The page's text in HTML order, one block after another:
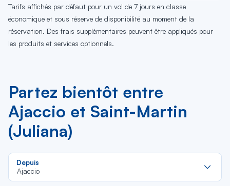
Tarifs affichés par défaut pour un vol de 7 jours en classe
économique et sous réserve de disponibilité au moment de la
réservation. Des frais supplémentaires peuvent être appliqués pour
les produits et services optionnels.
Partez bientôt entre
Ajaccio et Saint-Martin
(Juliana)
Depuis
Ajaccio